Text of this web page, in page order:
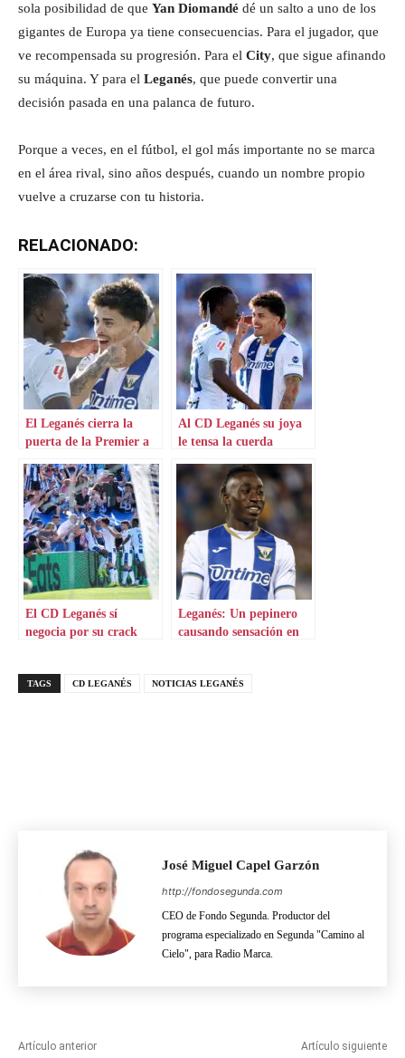
sola posibilidad de que Yan Diomandé dé un salto a uno de los
gigantes de Europa ya tiene consecuencias. Para el jugador, que
ve recompensada su progresión. Para el City, que sigue afinando
su máquina. Y para el Leganés, que puede convertir una
decisión pasada en una palanca de futuro.
Porque a veces, en el fútbol, el gol más importante no se marca
en el área rival, sino años después, cuando un nombre propio
vuelve a cruzarse con tu historia.
RELACIONADO:
El Leganés cierra la
puerta de la Premier a
Al CD Leganés su joya
le tensa la cuerda
El CD Leganés sí
negocia por su crack
Leganés: Un pepinero
causando sensación en
TAGS CD LEGANÉS NOTICIAS LEGANÉS
José Miguel Capel Garzón
http://fondosegunda.com
CEO de Fondo Segunda. Productor del
programa especializado en Segunda "Camino al
Cielo", para Radio Marca.
Artículo anterior
Artículo siguiente